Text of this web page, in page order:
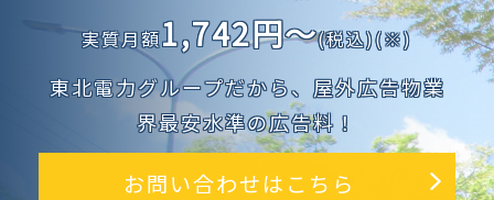
実質月額1,742円～(税込)(※)
東北電力グループだから、屋外広告物業
界最安水準の広告料！
お問い合わせはこちら